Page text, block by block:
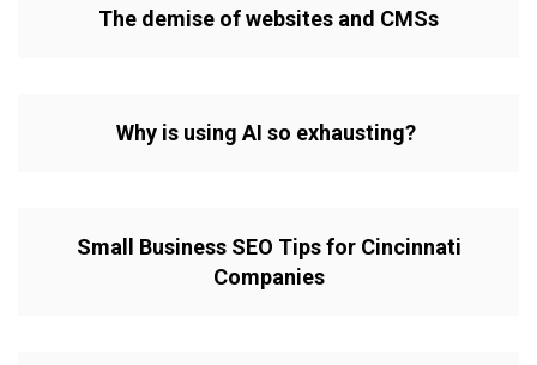
The demise of websites and CMSs
Why is using AI so exhausting?
Small Business SEO Tips for Cincinnati
Companies